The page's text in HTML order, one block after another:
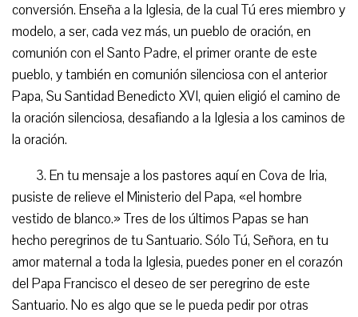
conversión. Enseña a la Iglesia, de la cual Tú eres miembro y
modelo, a ser, cada vez más, un pueblo de oración, en
comunión con el Santo Padre, el primer orante de este
pueblo, y también en comunión silenciosa con el anterior
Papa, Su Santidad Benedicto XVI, quien eligió el camino de
la oración silenciosa, desafiando a la Iglesia a los caminos de
la oración.
3. En tu mensaje a los pastores aquí en Cova de Iria,
pusiste de relieve el Ministerio del Papa, «el hombre
vestido de blanco.» Tres de los últimos Papas se han
hecho peregrinos de tu Santuario. Sólo Tú, Señora, en tu
amor maternal a toda la Iglesia, puedes poner en el corazón
del Papa Francisco el deseo de ser peregrino de este
Santuario. No es algo que se le pueda pedir por otras